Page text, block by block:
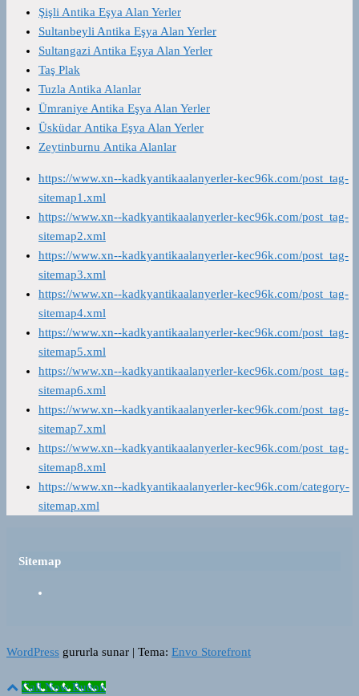
Şişli Antika Eşya Alan Yerler
Sultanbeyli Antika Eşya Alan Yerler
Sultangazi Antika Eşya Alan Yerler
Taş Plak
Tuzla Antika Alanlar
Ümraniye Antika Eşya Alan Yerler
Üsküdar Antika Eşya Alan Yerler
Zeytinburnu Antika Alanlar
https://www.xn--kadkyantikaalanyerler-kec96k.com/post_tag-
sitemap1.xml
https://www.xn--kadkyantikaalanyerler-kec96k.com/post_tag-
sitemap2.xml
https://www.xn--kadkyantikaalanyerler-kec96k.com/post_tag-
sitemap3.xml
https://www.xn--kadkyantikaalanyerler-kec96k.com/post_tag-
sitemap4.xml
https://www.xn--kadkyantikaalanyerler-kec96k.com/post_tag-
sitemap5.xml
https://www.xn--kadkyantikaalanyerler-kec96k.com/post_tag-
sitemap6.xml
https://www.xn--kadkyantikaalanyerler-kec96k.com/post_tag-
sitemap7.xml
https://www.xn--kadkyantikaalanyerler-kec96k.com/post_tag-
sitemap8.xml
https://www.xn--kadkyantikaalanyerler-kec96k.com/category-
sitemap.xml
Sitemap
WordPress gururla sunar | Tema: Envo Storefront
Call Now Button